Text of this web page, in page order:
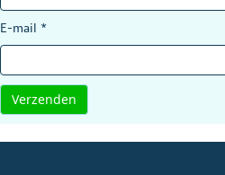
E-mail *